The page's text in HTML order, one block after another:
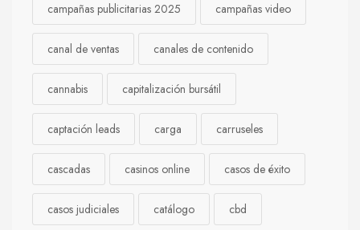
campañas publicitarias 2025 campañas video
canal de ventas canales de contenido
cannabis capitalización bursátil
captación leads carga carruseles
cascadas casinos online casos de éxito
casos judiciales catálogo cbd